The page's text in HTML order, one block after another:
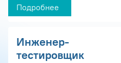
Подробнее
Инженер-
тестировщик